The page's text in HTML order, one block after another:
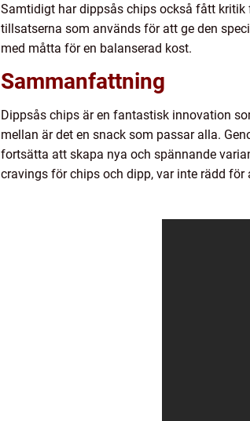
Samtidigt har dippsås chips också fått
tillsatserna som används för att ge den
med måtta för en balanserad kost.
Sammanfattning
Dippsås chips är en fantastisk innovation
mellan är det en snack som passar alla.
fortsätta att skapa nya och spännande
cravings för chips och dipp, var inte rädd